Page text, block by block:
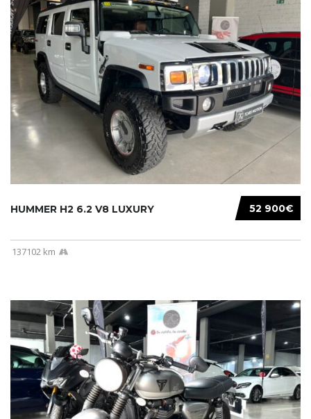
52 900€
HUMMER H2 6.2 V8 LUXURY
137102 km